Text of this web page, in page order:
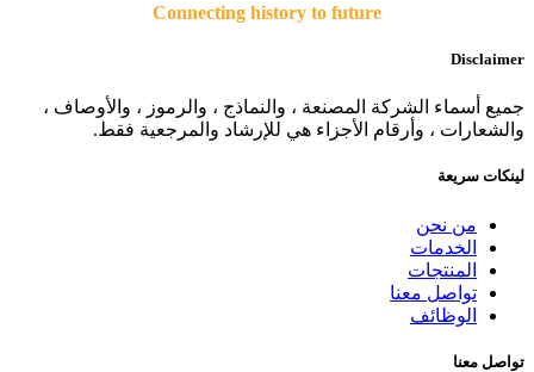
Connecting history to future
Disclaimer
جميع أسماء الشركة المصنعة ، والنماذج ، والرموز ، والأوصاف ،
والشعارات ، وأرقام الأجزاء هي للإرشاد والمرجعية فقط.
لينكات سريعة
من نحن
الخدمات
المنتجات
تواصل معنا
الوظائف
تواصل معنا